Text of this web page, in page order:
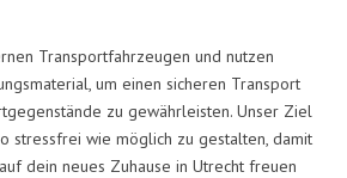
Transportfahrzeugen und nutzen
um einen sicheren Transport
zu gewährleisten. Unser Ziel
stressfrei wie möglich zu gestalten, damit
dein neues Zuhause in Utrecht freuen